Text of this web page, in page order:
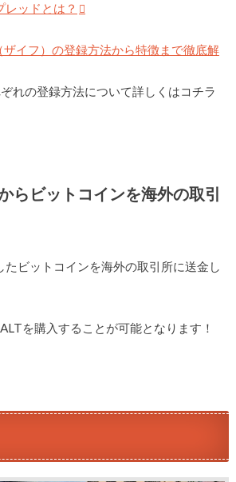
レッドとは？
イフ）の登録方法から特徴まで徹底解
れの登録方法について詳しくはコチラ
らビットコインを海外の取引
たビットコインを海外の取引所に送金し
を購入することが可能となります！